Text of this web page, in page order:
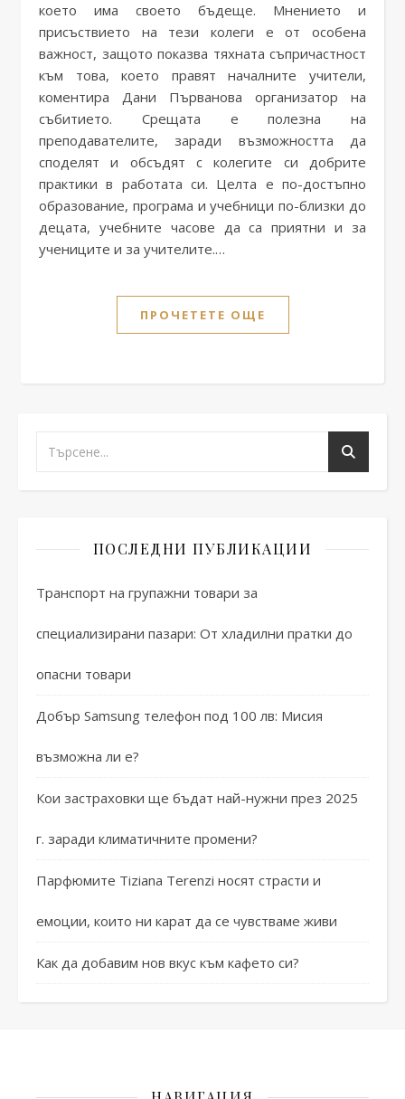
което има своето бъдеще. Мнението и
присъствието на тези колеги е от особена
важност, защото показва тяхната съпричастност
към това, което правят началните учители,
коментира Дани Първанова организатор на
събитието. Срещата е полезна на
преподавателите, заради възможността да
споделят и обсъдят с колегите си добрите
практики в работата си. Целта е по-достъпно
образование, програма и учебници по-близки до
децата, учебните часове да са приятни и за
учениците и за учителите.…
ПРОЧЕТЕТЕ ОЩЕ
ПОСЛЕДНИ ПУБЛИКАЦИИ
Транспорт на групажни товари за
специализирани пазари: От хладилни пратки до
опасни товари
Добър Samsung телефон под 100 лв: Мисия
възможна ли е?
Кои застраховки ще бъдат най-нужни през 2025
г. заради климатичните промени?
Парфюмите Tiziana Terenzi носят страсти и
емоции, които ни карат да се чувстваме живи
Как да добавим нов вкус към кафето си?